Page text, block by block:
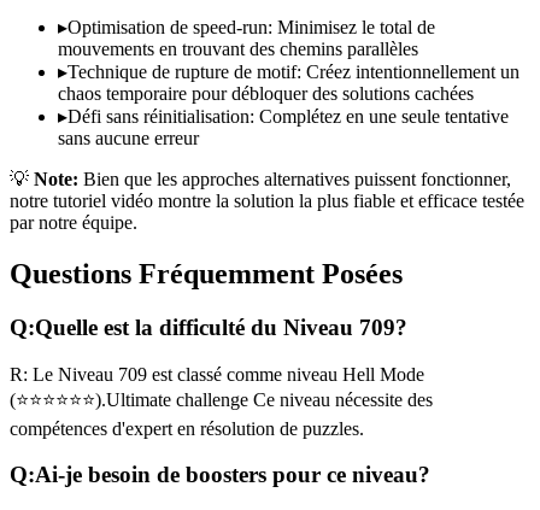
▸Optimisation de speed-run: Minimisez le total de
mouvements en trouvant des chemins parallèles
▸Technique de rupture de motif: Créez intentionnellement un
chaos temporaire pour débloquer des solutions cachées
▸Défi sans réinitialisation: Complétez en une seule tentative
sans aucune erreur
💡 Note: Bien que les approches alternatives puissent fonctionner,
notre tutoriel vidéo montre la solution la plus fiable et efficace testée
par notre équipe.
Questions Fréquemment Posées
Q:Quelle est la difficulté du Niveau 709?
R: Le Niveau 709 est classé comme niveau Hell Mode
(⭐⭐⭐⭐⭐⭐).Ultimate challenge Ce niveau nécessite des
compétences d'expert en résolution de puzzles.
Q:Ai-je besoin de boosters pour ce niveau?